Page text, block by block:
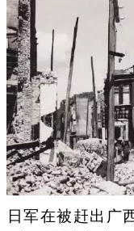
日军在被赶出广